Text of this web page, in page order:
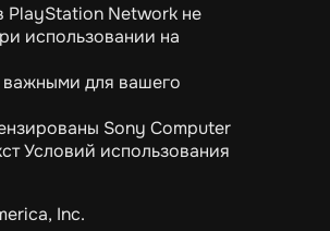
PlayStation Network не
использовании на
важными для вашего
Sony Computer
Условий использования
Inc.